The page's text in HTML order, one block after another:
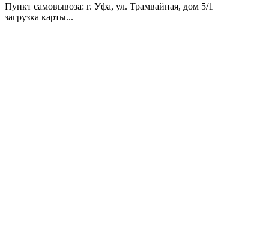
Пункт самовывоза: г. Уфа, ул. Трамвайная, дом 5/1
загрузка карты...